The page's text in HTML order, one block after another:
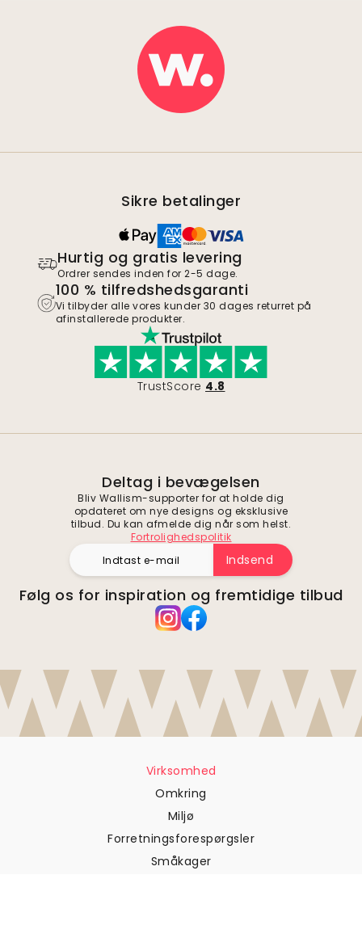
Sikre betalinger
Hurtig og gratis levering
Ordrer sendes inden for 2-5 dage.
100 % tilfredshedsgaranti
Vi tilbyder alle vores kunder 30 dages returret på
afinstallerede produkter.
TrustScore 4.8
Deltag i bevægelsen
Bliv Wallism-supporter for at holde dig
opdateret om nye designs og eksklusive
tilbud. Du kan afmelde dig når som helst.
Fortrolighedspolitik
Indsend
Følg os for inspiration og fremtidige tilbud
Virksomhed
Omkring
Miljø
Forretningsforespørgsler
Småkager